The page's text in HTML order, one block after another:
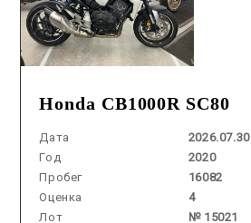
Honda CB1000R SC80
Дата
2026.07.30
Год
2020
Пробег
16082
Оценка
4
Лот
№ 15021